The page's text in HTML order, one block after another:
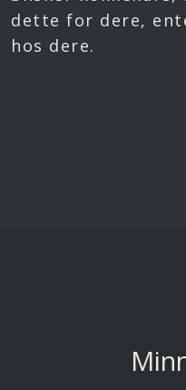
dette for dere,
hos dere.